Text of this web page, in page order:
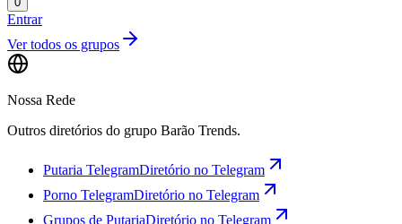
Entrar
Ver todos os grupos
Nossa Rede
Outros diretórios do grupo Barão Trends.
Putaria TelegramDiretório no Telegram
Porno TelegramDiretório no Telegram
Grupos de PutariaDiretório no Telegram